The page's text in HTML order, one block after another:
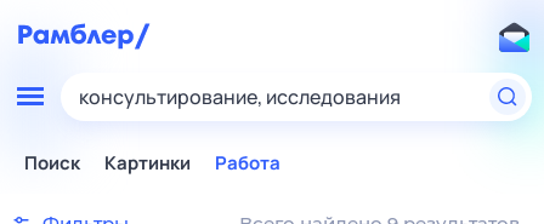
консультирование, исследования
Поиск Картинки Работа